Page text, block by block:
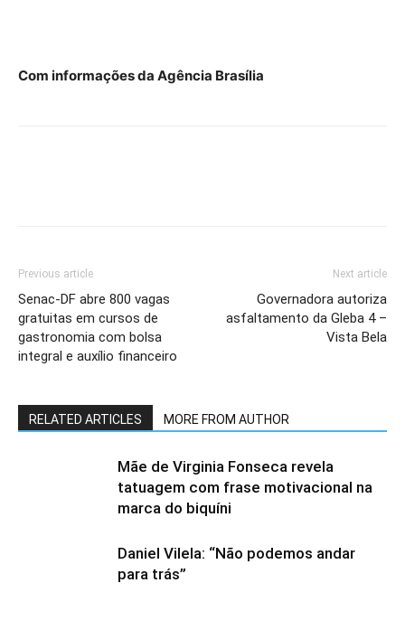
Com informações da Agência Brasília
Previous article
Senac-DF abre 800 vagas
gratuitas em cursos de
gastronomia com bolsa
integral e auxílio financeiro
Next article
Governadora autoriza
asfaltamento da Gleba 4 –
Vista Bela
RELATED ARTICLES MORE FROM AUTHOR
Mãe de Virginia Fonseca revela
tatuagem com frase motivacional na
marca do biquíni
Daniel Vilela: “Não podemos andar
para trás”